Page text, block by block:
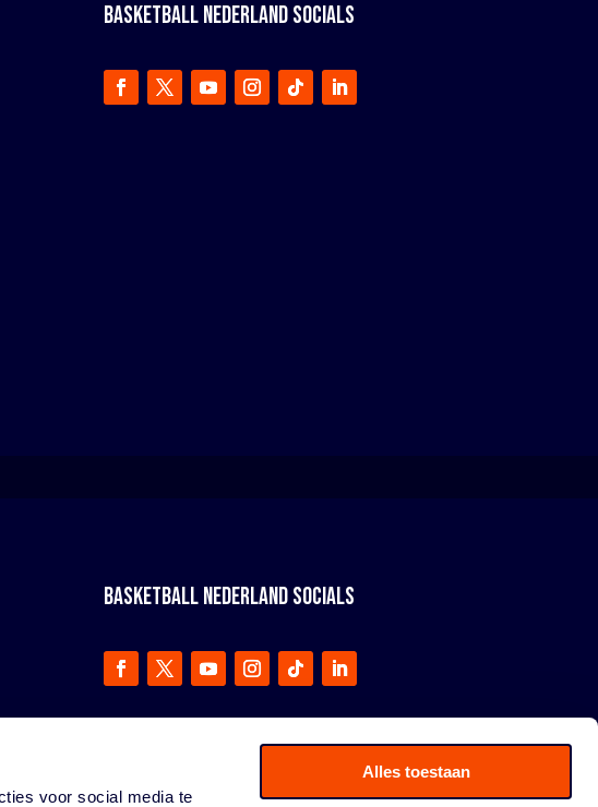
voor social media te
Alles toestaan
BASKETBALL NEDERLAND SOCIALS
BASKETBALL NEDERLAND SOCIALS